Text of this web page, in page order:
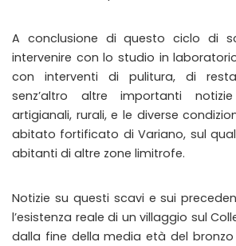
A conclusione di questo ciclo di
intervenire con lo studio in
con interventi di pulitura, di
senz’altro altre importanti
artigianali, rurali, e le diverse
abitato fortificato di Variano, sul
abitanti di altre zone limitrofe.
Notizie su questi scavi e sui
l’esistenza reale di un villaggio sul
dalla fine della media età del bronzo